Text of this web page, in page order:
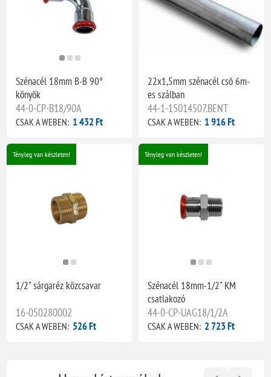
Szénacél 18mm B-B 90°
könyök
44-0-CP-B18/90A
CSAK A WEBEN: 1 432 Ft
22x1,5mm szénacél cső 6m-
es szálban
44-1-15014507.BENT
CSAK A WEBEN: 1 916 Ft
Tényleg van készleten!
1/2" sárgaréz közcsavar
16-050280002
CSAK A WEBEN: 526 Ft
Tényleg van készleten!
Szénacél 18mm-1/2" KM
csatlakozó
44-0-CP-UAG18/1/2A
CSAK A WEBEN: 2 723 Ft